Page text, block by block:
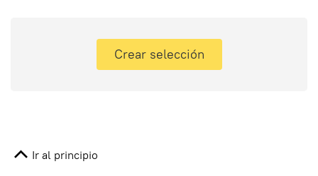
Crear selección
Ir al principio